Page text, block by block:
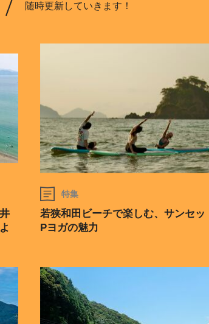
随時更新していきます！
特集
若狭和田ビーチで楽しむ、サンセッ
Pヨガの魅力